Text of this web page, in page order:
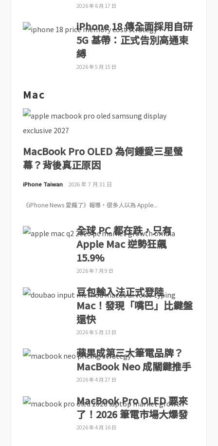
2026 年 6 月 17 日
iPhone 18 傳全面採用自研
5G 基帶：正式告別高通束
縛
2026 年 5 月 15 日
Mac
MacBook Pro OLED 為何鍾愛三星螢
幕？背後真正原因
iPhone Taiwan 2026 年 7 月 31 日
《iPhone News 愛瘋了》報導，很多人以為 Apple...
全球 PC 都在跌，只有
Apple Mac 逆勢狂飆
15.9%
2026 年 7 月 9 日
豆包輸入法正式登陸
Mac！發現「嘴巴」比鍵盤
還快
2026 年 5 月 13 日
蘋果成第三大筆電品牌？
MacBook Neo 成關鍵推手
2026 年 4 月 27 日
MacBook Pro OLED 要來
了！2026 筆電市場大爆發
2026 年 4 月 16 日